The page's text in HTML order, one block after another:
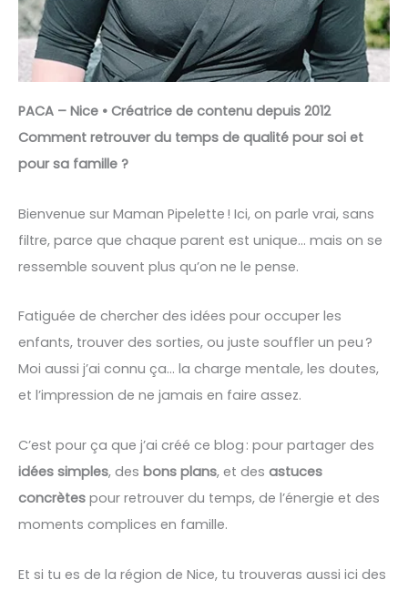
PACA – Nice • Créatrice de contenu depuis 2012
Comment retrouver du temps de qualité pour soi et
pour sa famille ?
Bienvenue sur Maman Pipelette ! Ici, on parle vrai, sans
filtre, parce que chaque parent est unique… mais on se
ressemble souvent plus qu’on ne le pense.
Fatiguée de chercher des idées pour occuper les
enfants, trouver des sorties, ou juste souffler un peu ?
Moi aussi j’ai connu ça… la charge mentale, les doutes,
et l’impression de ne jamais en faire assez.
C’est pour ça que j’ai créé ce blog : pour partager des
idées simples, des bons plans, et des astuces
concrètes pour retrouver du temps, de l’énergie et des
moments complices en famille.
Et si tu es de la région de Nice, tu trouveras aussi ici des